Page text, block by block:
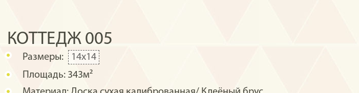
КОТТЕДЖ 005
Размеры:
14х14
Площадь: 343м²